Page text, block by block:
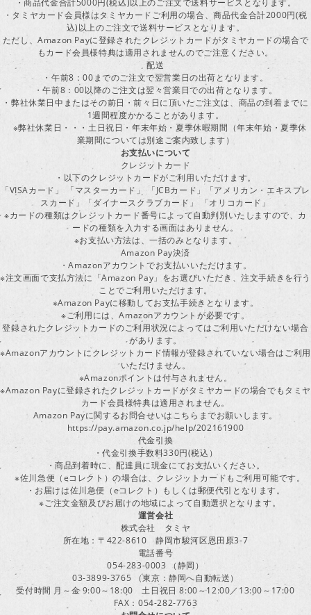
・商品代金合計5000円(税込)以上のご注文で送料サービスとなります。
・タミヤカード会員様はタミヤカードご利用の場合、商品代金合計2000円(税
込)以上のご注文で送料サービスとなります。
ただし、Amazon Payに登録されたクレジットカードがタミヤカードの場合で
もカード会員様特典は適用されませんのでご注意ください。
配送
・午前8：00までのご注文で翌営業日の出荷となります。
・午前8：00以降のご注文は翌々営業日での出荷となります。
・弊社休業日中またはその前日・前々日に頂いたご注文は、商品の到着までに
1週間程度かかることがあります。
※弊社休業日・・・土日祝日・年末年始・夏季休暇期間（年末年始・夏季休
業期間については別途ご案内致します）
お支払いについて
クレジットカード
・以下のクレジットカードがご利用いただけます。
「VISAカード」 「マスターカード」 「JCBカード」「アメリカン・エキスプレ
スカード」「ダイナースクラブカード」 「オリコカード」
※カードの種類はクレジットカード番号によって自動判別いたしますので、カ
ードの種類を入力する画面はありません。
※お支払い方法は、一括のみとなります。
Amazon Pay決済
・Amazonアカウントでお支払いいただけます。
※注文画面で支払方法に「Amazon Pay」をお選びいただき、注文手続きを行う
ことでご利用いただけます。
※Amazon Payに移動してお支払手続きとなります。
※ご利用には、Amazonアカウントが必要です。
登録されたクレジットカードのご利用状況によってはご利用いただけない場合
があります。
※Amazonアカウントにクレジットカード情報が登録されていない場合はご利用
いただけません。
※Amazonポイントは付与されません。
※Amazon Payに登録されたクレジットカードがタミヤカードの場合でもタミヤ
カード会員様特典は適用されません。
Amazon Payに関するお問合せいはこちらまでお願いします。
https://pay.amazon.co.jp/help/202161900
代金引換
・代金引換手数料330円(税込）
・商品到着時に、配達員に現金にてお支払いください。
※佐川急便（eコレクト）の場合は、クレジットカードもご利用可能です。
・お届けは佐川急便（eコレクト）もしくは郵便代引となります。
※ご注文金額及びお届けの地域によって自動選択となります。
運営会社
株式会社 タミヤ
所在地：〒422-8610 静岡市駿河区恩田原3-7
電話番号
054-283-0003 （静岡）
03-3899-3765 （東京：静岡へ自動転送）
受付時間 月～金 9:00～18:00 土日祝日 8:00～12:00／13:00～17:00
FAX：054-282-7763